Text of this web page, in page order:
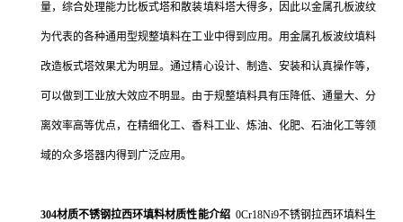
量，综合处理能力比板式塔和散装填料塔大得多，因此以金属孔板波纹
为代表的各种通用型规整填料在工业中得到应用。用金属孔板波纹填料
改造板式塔效果尤为明显。通过精心设计、制造、安装和认真操作等，
可以做到工业放大效应不明显。由于规整填料具有压降低、通量大、分
离效率高等优点，在精细化工、香料工业、炼油、化肥、石油化工等领
域的众多塔器内得到广泛应用。
304材质不锈钢拉西环填料材质性能介绍 0Cr18Ni9不锈钢拉西环填料生